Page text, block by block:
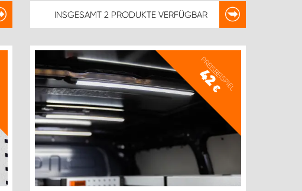
INSGESAMT 2 PRODUKTEVERFÜGBAR
PREISBEISPIEL
42
€